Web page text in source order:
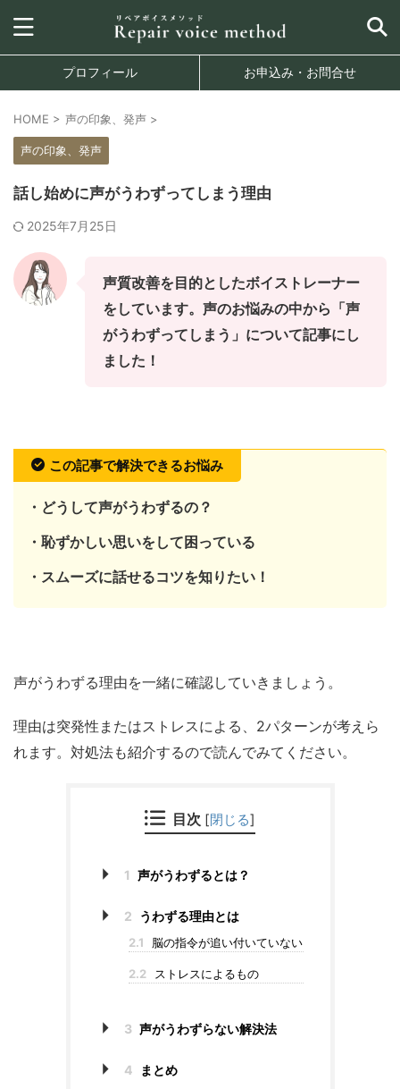
プロフィール お申込み・お問合せ
HOME > 声の印象、発声 >
声の印象、発声
話し始めに声がうわずってしまう理由
2025年7月25日
声質改善を目的としたボイストレーナー
をしています。声のお悩みの中から「声
がうわずってしまう」について記事にし
ました！
この記事で解決できるお悩み
・どうして声がうわずるの？
・恥ずかしい思いをして困っている
・スムーズに話せるコツを知りたい！
声がうわずる理由を一緒に確認していきましょう。
理由は突発性またはストレスによる、2パターンが考えら
れます。対処法も紹介するので読んでみてください。
目次 [閉じる]
1 声がうわずるとは？
2 うわずる理由とは
2.1 脳の指令が追い付いていない
2.2 ストレスによるもの
3 声がうわずらない解決法
4 まとめ